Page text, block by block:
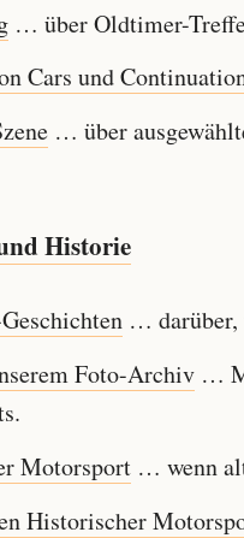
… über Oldtimer-
Cars und
… über
Historie
… darüber,
Foto-Archiv…
Motorsport… wenn
Historischer